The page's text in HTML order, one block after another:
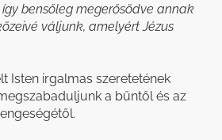
bensőleg megerősödve annak
váljunk, amelyért Jézus
Isten irgalmas szeretetének
a bűntől és az